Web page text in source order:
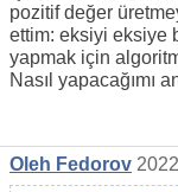
pozitif değer
ettim: eksiyi eksiye
yapmak için
Nasıl yapacağımı
Oleh Fedorov